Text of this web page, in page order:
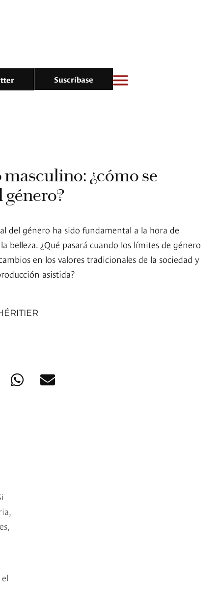
Suscríbase
¿cómo se
género?
del género ha sido fundamental a la hora de
belleza. ¿Qué pasará cuando los límites de género
en los valores tradicionales de la sociedad y
asistida?